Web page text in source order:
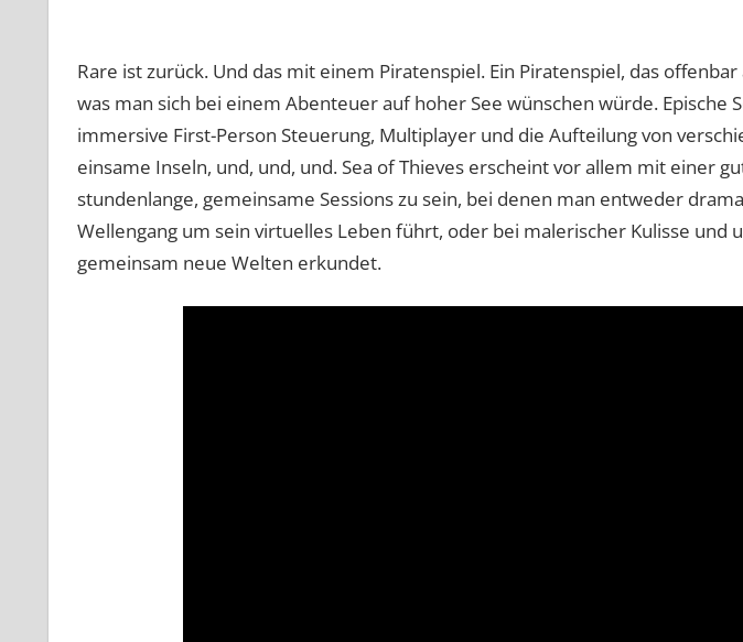
Rare ist zurück. Und das mit einem Piratenspiel. Ein Piratenspiel, das
was man sich bei einem Abenteuer auf hoher See wünschen würde. Epische
immersive First-Person Steuerung, Multiplayer und die Aufteilung von
einsame Inseln, und, und, und. Sea of Thieves erscheint vor allem mit einer
stundenlange, gemeinsame Sessions zu sein, bei denen man entweder
Wellengang um sein virtuelles Leben führt, oder bei malerischer Kulisse und
gemeinsam neue Welten erkundet.